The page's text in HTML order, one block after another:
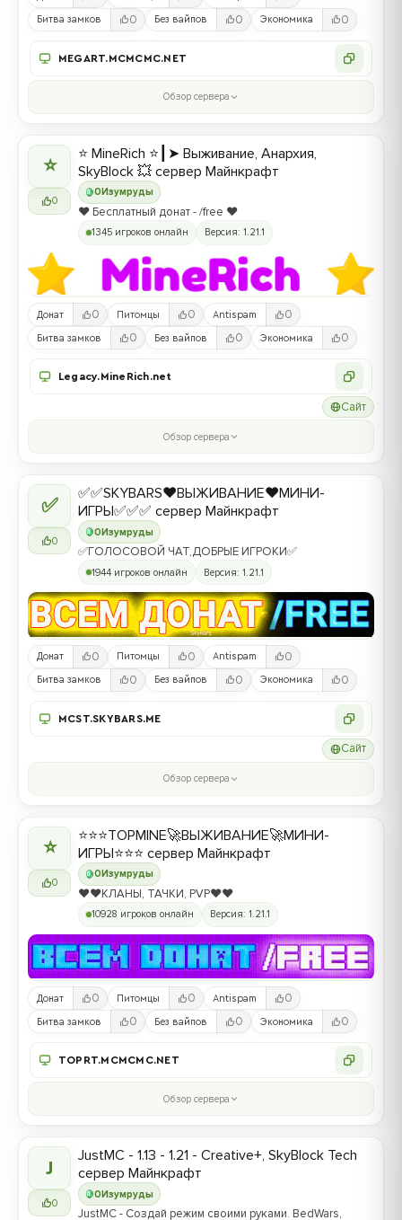
Битва замков 0 Без вайпов 0 Экономика 0
MEGART.MCMCMC.NET
Обзор сервера
⭐
0
0 Изумруды
⭐ MineRich ⭐┃➤ Выживание, Анархия,
SkyBlock 💥 сервер Майнкрафт
❤️ Бесплатный донат - /free ❤️
1345 игроков онлайн Версия: 1.21.1
Донат 0 Питомцы 0 Antispam 0
Битва замков 0 Без вайпов 0 Экономика 0
Legacy.MineRich.net
Сайт
Обзор сервера
✅
0
0Изумруды
✅✅SKYBARS❤️ВЫЖИВАНИЕ❤️МИНИ-
ИГРЫ✅✅✅ сервер Майнкрафт
✅ГОЛОСОВОЙ ЧАТ,ДОБРЫЕ ИГРОКИ✅
1944 игроков онлайн Версия: 1.21.1
Донат 0 Питомцы 0 Antispam 0
Битва замков 0 Без вайпов 0 Экономика 0
MCST.SKYBARS.ME
Сайт
Обзор сервера
⭐
0
0 Изумруды
⭐⭐⭐TOPMINE🚀ВЫЖИВАНИЕ🚀МИНИ-
ИГРЫ⭐⭐⭐ сервер Майнкрафт
❤️❤️КЛАНЫ, ТАЧКИ, PVP❤️❤️
10928 игроков онлайн Версия: 1.21.1
Донат 0 Питомцы 0 Antispam 0
Битва замков 0 Без вайпов 0 Экономика 0
TOPRT.MCMCMC.NET
Обзор сервера
J
0
0Изумруды
JustMC - 1.13 - 1.21 - Creative+, SkyBlock Tech
сервер Майнкрафт
JustMC - Cоздай режим своими руками. BedWars,